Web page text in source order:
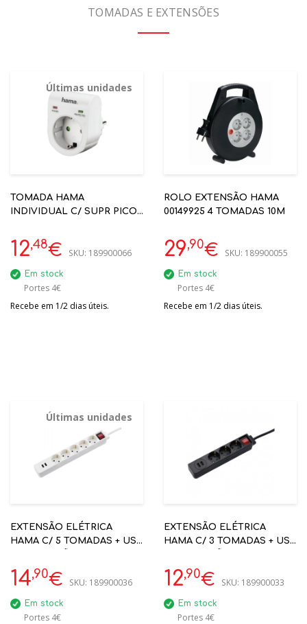
TOMADAS E EXTENSÕES
Últimas unidades
TOMADA HAMA
INDIVIDUAL C/ SUPR PICOS
12,48€ SKU: 189900066
Em stock
Portes 4€
Recebe em 1/2 dias úteis.
ROLO EXTENSÃO HAMA
00149925 4 TOMADAS 10M
29,90€ SKU: 189900055
Em stock
Portes 4€
Recebe em 1/2 dias úteis.
Últimas unidades
EXTENSÃO ELÉTRICA
HAMA C/ 5 TOMADAS + USB
ON/OFF COD 00137350
14,90€ SKU: 189900036
Em stock
Portes 4€
EXTENSÃO ELÉTRICA
HAMA C/ 3 TOMADAS + USB
ON/OFF COD 00137353
12,90€ SKU: 189900033
Em stock
Portes 4€